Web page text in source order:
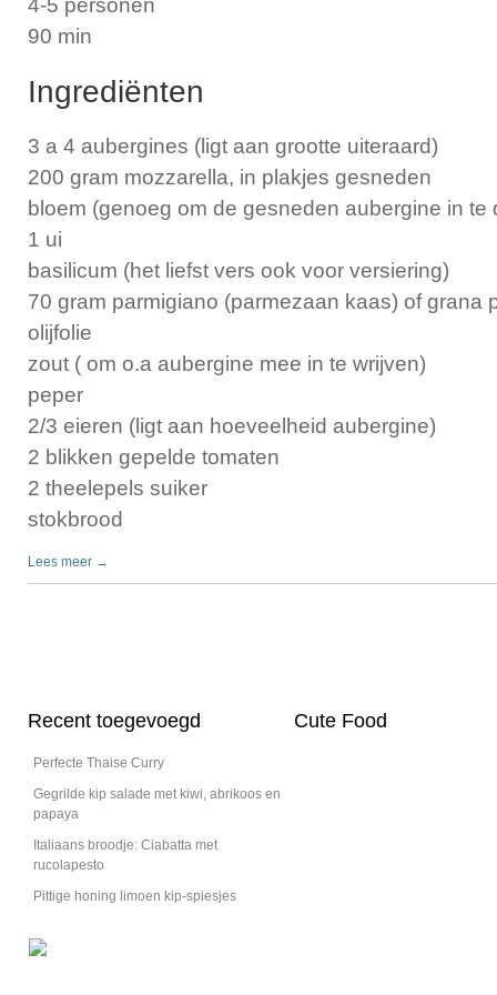
4-5 personen
90 min
Ingrediënten
3 a 4 aubergines (ligt aan grootte uiteraard)
200 gram mozzarella, in plakjes gesneden
bloem (genoeg om de gesneden aubergine in te
1 ui
basilicum (het liefst vers ook voor versiering)
70 gram parmigiano (parmezaan kaas) of grana
olijfolie
zout ( om o.a aubergine mee in te wrijven)
peper
2/3 eieren (ligt aan hoeveelheid aubergine)
2 blikken gepelde tomaten
2 theelepels suiker
stokbrood
Lees meer →
Recent toegevoegd
Perfecte Thaise Curry
Gegrilde kip salade met kiwi, abrikoos en
papaya
Italiaans broodje: Ciabatta met
rucolapesto
Pittige honing limoen kip-spiesjes
Cute Food